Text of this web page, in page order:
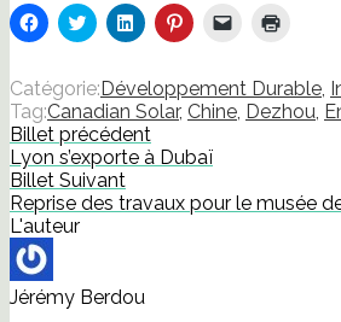
Cliquez
pour
Facebook(ouvre
dans
une
nouvelle
fenêtre)
Cliquez
pour
Twitter(ouvre
dans
une
nouvelle
fenêtre)
Cliquez
pour
LinkedIn(ouvre
dans
une
nouvelle
fenêtre)
Cliquez
pour
Pinterest(ouvre
dans
une
fenêtre)
Cliquer
pour
lien
par
e-
dans
une
une
fenêtre)
Catégorie: Développement Durable,
Tag:Canadian Solar, Chine, Dezhou,
Billet précédent
Lyon s’exporte à Dubaï
Billet Suivant
Reprise des travaux pour le musée
L'auteur
Jérémy Berdou